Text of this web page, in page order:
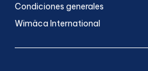
Condiciones generales
Wimäca International